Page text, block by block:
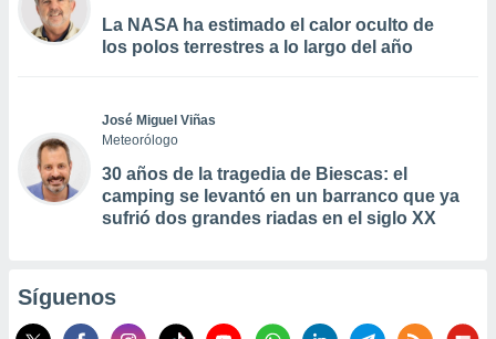
La NASA ha estimado el calor oculto de
los polos terrestres a lo largo del año
José Miguel Viñas
Meteorólogo
30 años de la tragedia de Biescas: el
camping se levantó en un barranco que ya
sufrió dos grandes riadas en el siglo XX
Síguenos